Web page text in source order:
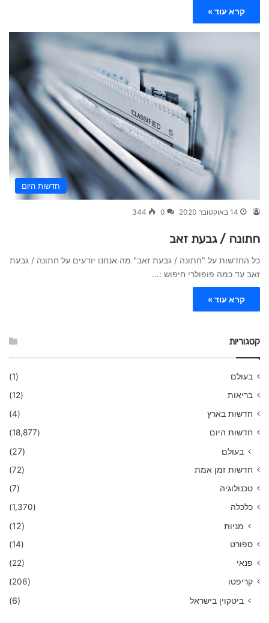
קרא עוד »
חדשות היום
14 באוקטובר 2020 0
344
חתונה / גבעת זאב
כל החדשות על "חתונה / גבעת זאב" מה אנחנו יודעים על חתונה / גבעת
זאב עד כמה פופולרי חיפוש :…
קרא עוד »
קטגוריות
בעולם
(1)
בריאות
(12)
חדשות בארץ
(4)
חדשות היום
(18,877)
בעולם (27)
חדשות זמן אמת
(72)
טכנולוגיה
(7)
כלכלה
(1,370)
מניות (12)
ספורט
(14)
פנאי
(22)
קריפטו
(206)
ביטקוין בישראל (6)